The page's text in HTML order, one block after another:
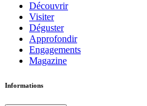
Découvrir
Visiter
Déguster
Approfondir
Engagements
Magazine
Informations